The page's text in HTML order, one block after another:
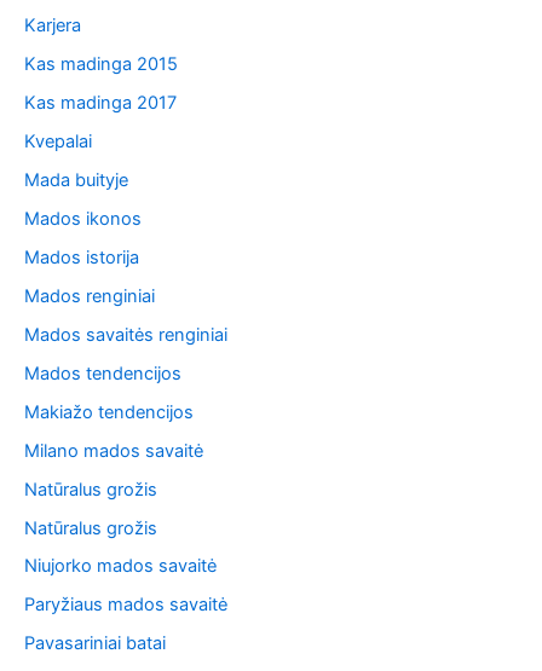
Karjera
Kas madinga 2015
Kas madinga 2017
Kvepalai
Mada buityje
Mados ikonos
Mados istorija
Mados renginiai
Mados savaitės renginiai
Mados tendencijos
Makiažo tendencijos
Milano mados savaitė
Natūralus grožis
Natūralus grožis
Niujorko mados savaitė
Paryžiaus mados savaitė
Pavasariniai batai